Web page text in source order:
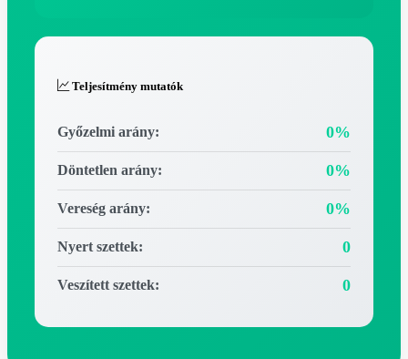
Teljesítmény mutatók
Győzelmi arány: 0%
Döntetlen arány: 0%
Vereség arány: 0%
Nyert szettek: 0
Veszített szettek: 0